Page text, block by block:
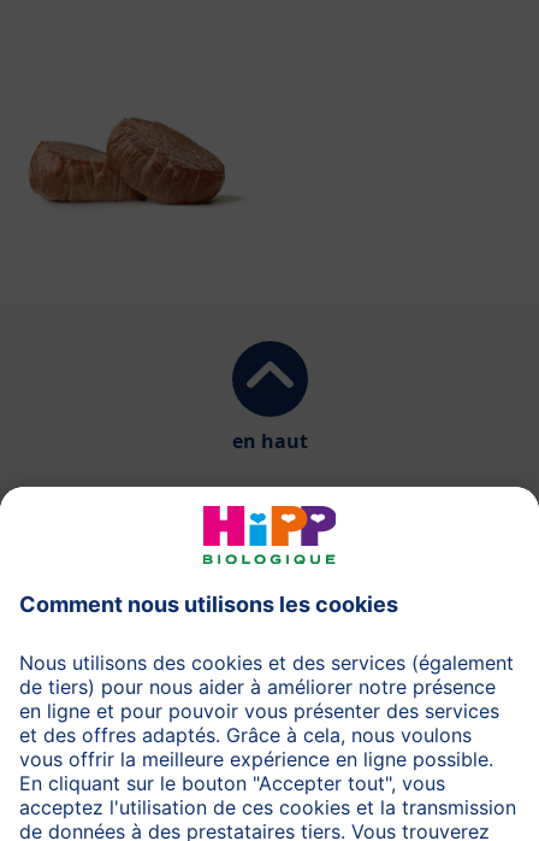
en haut
HiPP Grossesse
Protection des données
Protection d'utilisation
Mentions légales
A propos de HiPP
Contactez-nous